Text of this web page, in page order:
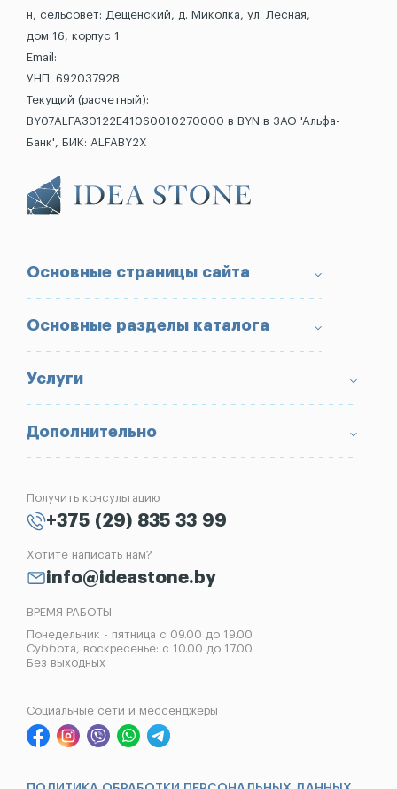
н, сельсовет: Дещенский, д. Миколка, ул. Лесная,
дом 16, корпус 1
Email:
УНП: 692037928
Текущий (расчетный):
BY07ALFA30122E41060010270000 в BYN в ЗАО 'Альфа-
Банк', БИК: ALFABY2X
Основные страницы сайта
О компании
Доставка и оплата
Условия возврата товара
Портфолио
Вопрос-Ответ
Блог
Контакты
Основные разделы каталога
Памятники
Ограды
Надгробные плиты
Вазы
Услуги
Благоустройство могил
Изготовление памятников
Рассрочка на памятник
Реставрация памятников
Демонтаж памятников
Дополнительно
Получить консультацию
+375 (29) 835 33 99
Хотите написать нам?
info@ideastone.by
ВРЕМЯ РАБОТЫ
Понедельник - пятница с 09.00 до 19.00
Суббота, воскресенье: с 10.00 до 17.00
Без выходных
Социальные сети и мессенджеры